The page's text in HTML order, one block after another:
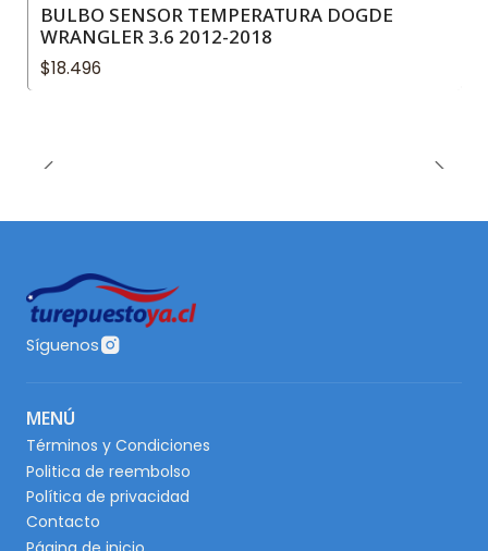
BULBO SENSOR TEMPERATURA DOGDE
WRANGLER 3.6 2012-2018
$18.496
Síguenos
MENÚ
Términos y Condiciones
Politica de reembolso
Política de privacidad
Contacto